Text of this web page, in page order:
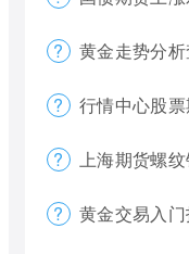
黄金走势分
行情中心股票
上海期货螺纹
黄金交易入